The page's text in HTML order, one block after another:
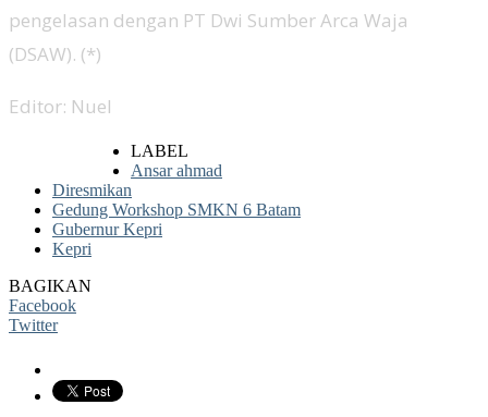
pengelasan dengan PT Dwi Sumber Arca Waja
(DSAW). (*)
Editor: Nuel
LABEL
Ansar ahmad
Diresmikan
Gedung Workshop SMKN 6 Batam
Gubernur Kepri
Kepri
BAGIKAN
Facebook
Twitter